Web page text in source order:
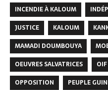
INCENDIE À KALOUM
JUSTICE
KALOUM
MAMADI DOUMBOUYA
OEUVRES SALVATRICES
OIF
OPPOSITION
PEUPLE